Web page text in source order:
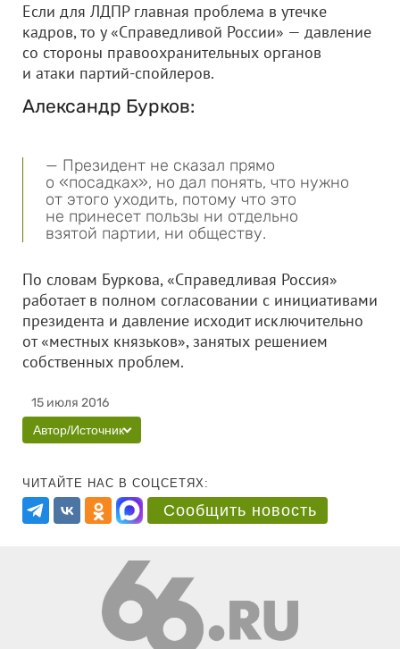
Если для ЛДПР главная проблема в утечке
кадров, то у «Справедливой России» — давление
со стороны правоохранительных органов
и атаки партий-спойлеров.
Александр Бурков:
— Президент не сказал прямо
о «посадках», но дал понять, что нужно
от этого уходить, потому что это
не принесет пользы ни отдельно
взятой партии, ни обществу.
По словам Буркова, «Справедливая Россия»
работает в полном согласовании с инициативами
президента и давление исходит исключительно
от «местных князьков», занятых решением
собственных проблем.
15 июля 2016
Автор/Источник
ЧИТАЙТЕ НАС В СОЦСЕТЯХ:
Сообщить новость